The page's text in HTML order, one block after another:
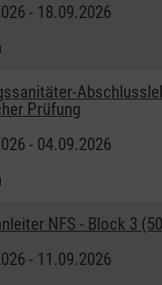
- 18.09.2026
Prüfung
- 04.09.2026
NFS - Block 3
- 11.09.2026